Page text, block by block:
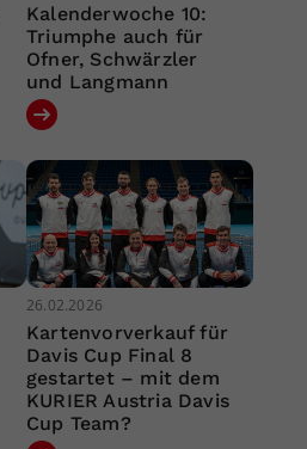
Kalenderwoche 10:
Triumphe auch für
Ofner, Schwärzler
und Langmann
26.02.2026
Kartenvorverkauf für
Davis Cup Final 8
gestartet – mit dem
KURIER Austria Davis
Cup Team?